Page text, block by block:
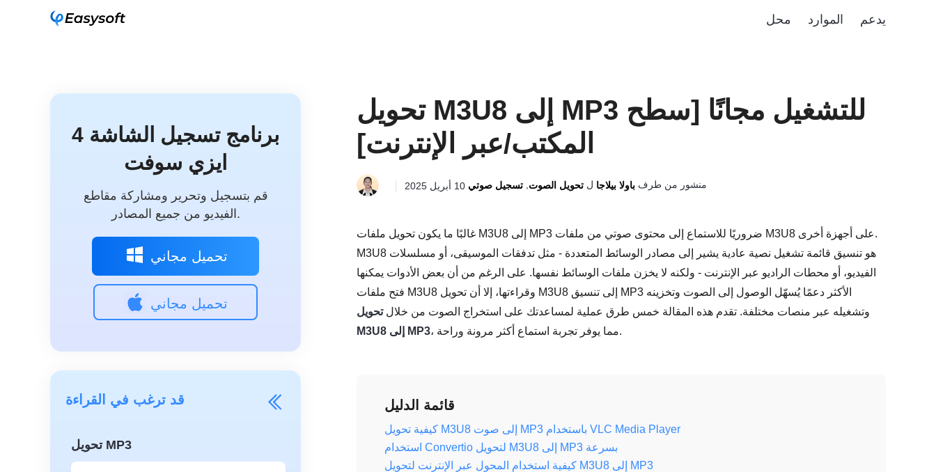
محل الموارد يدعم
4 برنامج تسجيل الشاشة
ايزي سوفت
قم بتسجيل وتحرير ومشاركة مقاطع
الفيديو من جميع المصادر.
تحميل مجاني
تحميل مجاني
قد ترغب في القراءة
تحويل MP3
تحويل M3U8 إلى MP3 للتشغيل مجانًا [سطح
المكتب/عبر الإنترنت]
منشور من طرف باولا بيلاجا ل تحويل الصوت, تسجيل صوتي 10 أبريل 2025
غالبًا ما يكون تحويل ملفات M3U8 إلى MP3 ضروريًا للاستماع إلى محتوى صوتي من ملفات M3U8 على أجهزة أخرى.
M3U8 هو تنسيق قائمة تشغيل نصية عادية يشير إلى مصادر الوسائط المتعددة - مثل تدفقات الموسيقى، أو مسلسلات
الفيديو، أو محطات الراديو عبر الإنترنت - ولكنه لا يخزن ملفات الوسائط نفسها. على الرغم من أن بعض الأدوات يمكنها
فتح ملفات M3U8 وقراءتها، إلا أن تحويل M3U8 إلى تنسيق MP3 الأكثر دعمًا يُسهّل الوصول إلى الصوت وتخزينه
وتشغيله عبر منصات مختلفة. تقدم هذه المقالة خمس طرق عملية لمساعدتك على استخراج الصوت من خلالتحويل
M3U8 إلى MP3
، مما يوفر تجربة استماع أكثر مرونة وراحة.
قائمة الدليل
كيفية تحويل M3U8 إلى صوت MP3 باستخدام VLC Media Player
استخدام Convertio لتحويل M3U8 إلى MP3 بسرعة
كيفية استخدام المحول عبر الإنترنت لتحويل M3U8 إلى MP3